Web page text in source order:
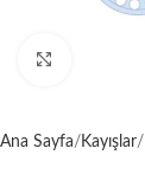
Ana Sayfa Kayışlar